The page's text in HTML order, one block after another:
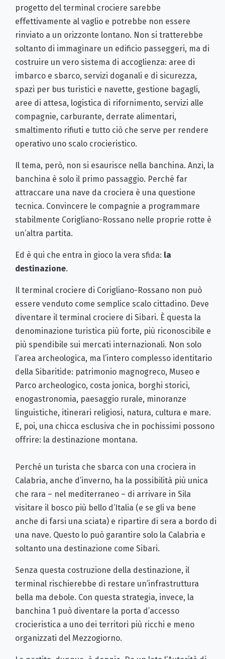
progetto del terminal crociere sarebbe
effettivamente al vaglio e potrebbe non essere
rinviato a un orizzonte lontano. Non si tratterebbe
soltanto di immaginare un edificio passeggeri, ma di
costruire un vero sistema di accoglienza: aree di
imbarco e sbarco, servizi doganali e di sicurezza,
spazi per bus turistici e navette, gestione bagagli,
aree di attesa, logistica di rifornimento, servizi alle
compagnie, carburante, derrate alimentari,
smaltimento rifiuti e tutto ciò che serve per rendere
operativo uno scalo crocieristico.
Il tema, però, non si esaurisce nella banchina. Anzi, la
banchina è solo il primo passaggio. Perché far
attraccare una nave da crociera è una questione
tecnica. Convincere le compagnie a programmare
stabilmente Corigliano-Rossano nelle proprie rotte è
un’altra partita.
Ed è qui che entra in gioco la vera sfida: la
destinazione.
Il terminal crociere di Corigliano-Rossano non può
essere venduto come semplice scalo cittadino. Deve
diventare il terminal crociere di Sibari. È questa la
denominazione turistica più forte, più riconoscibile e
più spendibile sui mercati internazionali. Non solo
l’area archeologica, ma l’intero complesso identitario
della Sibaritide: patrimonio magnogreco, Museo e
Parco archeologico, costa jonica, borghi storici,
enogastronomia, paesaggio rurale, minoranze
linguistiche, itinerari religiosi, natura, cultura e mare.
E, poi, una chicca esclusiva che in pochissimi possono
offrire: la destinazione montana.
Perché un turista che sbarca con una crociera in
Calabria, anche d’inverno, ha la possibilità più unica
che rara – nel mediterraneo – di arrivare in Sila
visitare il bosco più bello d’Italia (e se gli va bene
anche di farsi una sciata) e ripartire di sera a bordo di
una nave. Questo lo può garantire solo la Calabria e
soltanto una destinazione come Sibari.
Senza questa costruzione della destinazione, il
terminal rischierebbe di restare un’infrastruttura
bella ma debole. Con questa strategia, invece, la
banchina 1 può diventare la porta d’accesso
crocieristica a uno dei territori più ricchi e meno
organizzati del Mezzogiorno.